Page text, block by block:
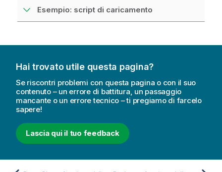
Esempio: script di caricamento
Hai trovato utile questa pagina?
Se riscontri problemi con questa pagina o con il suo
contenuto – un errore di battitura, un passaggio
mancante o un errore tecnico – ti pregiamo di farcelo
sapere!
Lascia qui il tuo feedback